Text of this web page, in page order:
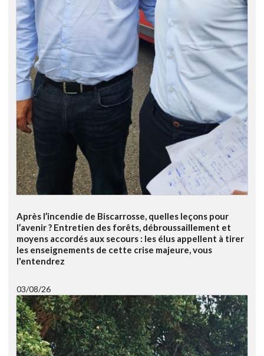
Après l’incendie de Biscarrosse, quelles leçons pour
l’avenir ? Entretien des forêts, débroussaillement et
moyens accordés aux secours : les élus appellent à tirer
les enseignements de cette crise majeure, vous
l'entendrez
03/08/26